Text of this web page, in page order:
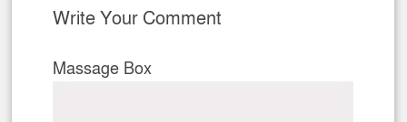
Write Your Comment
Massage Box